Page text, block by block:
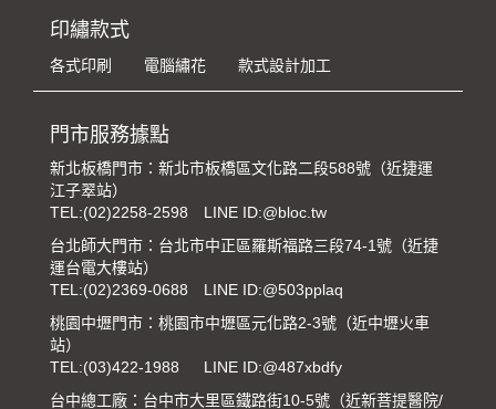
印繡款式
各式印刷 電腦繡花 款式設計加工
門市服務據點
新北板橋門市：新北市板橋區文化路二段588號（近捷運
江子翠站）
TEL:(02)2258-2598
LINE ID:@bloc.tw
台北師大門市：台北市中正區羅斯福路三段74-1號（近捷
運台電大樓站）
TEL:(02)2369-0688
LINE ID:@503pplaq
桃園中壢門市：桃園市中壢區元化路2-3號（近中壢火車
站）
TEL:(03)422-1988
LINE ID:@487xbdfy
台中總工廠：台中市大里區鐵路街10-5號（近新菩提醫院/